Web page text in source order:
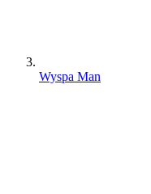
Wyspa Man